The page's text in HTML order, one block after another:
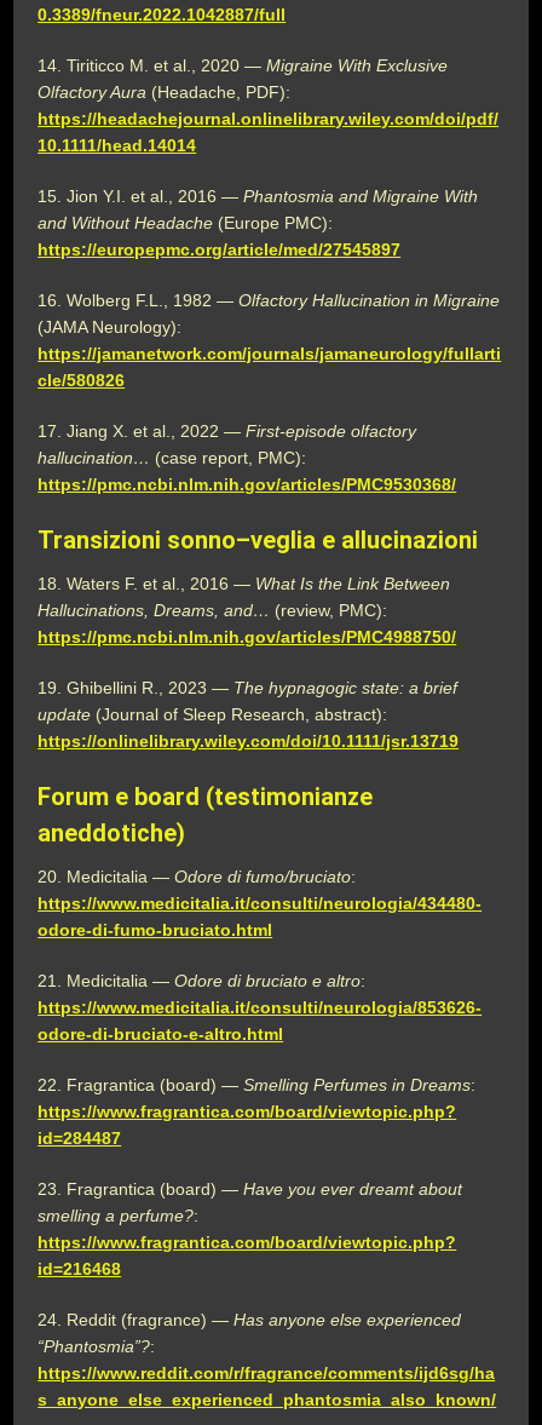
0.3389/fneur.2022.1042887/full
14. Tiriticco M. et al., 2020 —Migraine With Exclusive
Olfactory Aura (Headache, PDF):
https://headachejournal.onlinelibrary.wiley.com/doi/pdf/
10.1111/head.14014
15. Jion Y.I. et al., 2016 —Phantosmia and Migraine With
and Without Headache (Europe PMC):
https://europepmc.org/article/med/27545897
16. Wolberg F.L., 1982 —Olfactory Hallucination in Migraine
(JAMA Neurology):
https://jamanetwork.com/journals/jamaneurology/fullarti
cle/580826
17. Jiang X. et al., 2022 —First-episode olfactory
hallucination… (case report, PMC):
https://pmc.ncbi.nlm.nih.gov/articles/PMC9530368/
Transizioni sonno–veglia e allucinazioni
18. Waters F. et al., 2016 — What Is the Link Between
Hallucinations, Dreams, and… (review, PMC):
https://pmc.ncbi.nlm.nih.gov/articles/PMC4988750/
19. Ghibellini R., 2023 — The hypnagogic state: a brief
update (Journal of Sleep Research, abstract):
https://onlinelibrary.wiley.com/doi/10.1111/jsr.13719
Forum e board (testimonianze
aneddotiche)
20. Medicitalia —Odore di fumo/bruciato:
https://www.medicitalia.it/consulti/neurologia/434480-
odore-di-fumo-bruciato.html
21. Medicitalia —Odore di bruciato e altro:
https://www.medicitalia.it/consulti/neurologia/853626-
odore-di-bruciato-e-altro.html
22. Fragrantica (board) —Smelling Perfumes in Dreams:
https://www.fragrantica.com/board/viewtopic.php?
id=284487
23. Fragrantica (board) —Have you ever dreamt about
smelling a perfume?:
https://www.fragrantica.com/board/viewtopic.php?
id=216468
24. Reddit (fragrance) —Has anyone else experienced
“Phantosmia”?:
https://www.reddit.com/r/fragrance/comments/ijd6sg/ha
s_anyone_else_experienced_phantosmia_also_known/